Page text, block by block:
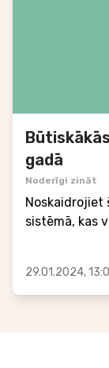
gadā
Noderīgi zināt
Noskaidrojiet
sistēmā, kas
29.01.2024,